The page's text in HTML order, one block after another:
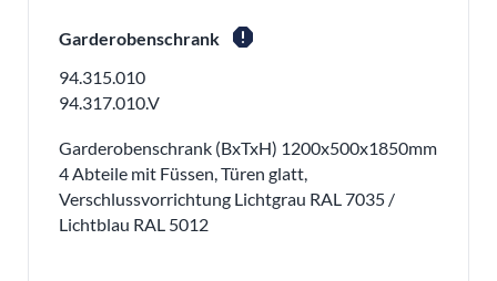
Garderobenschrank report
94.315.010
94.317.010.V
Garderobenschrank (BxTxH) 1200x500x1850mm
4 Abteile mit Füssen, Türen glatt,
Verschlussvorrichtung Lichtgrau RAL 7035 /
Lichtblau RAL 5012